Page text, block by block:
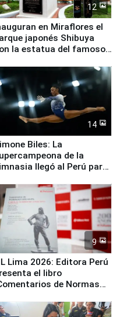
12
en Miraflores el
japonés Shibuya
la estatua del famoso
14
Biles: La
de la
llegó al Perú para
Lima 2027
9
Lima 2026: Editora Perú
el libro
de Normas
Colectivo"